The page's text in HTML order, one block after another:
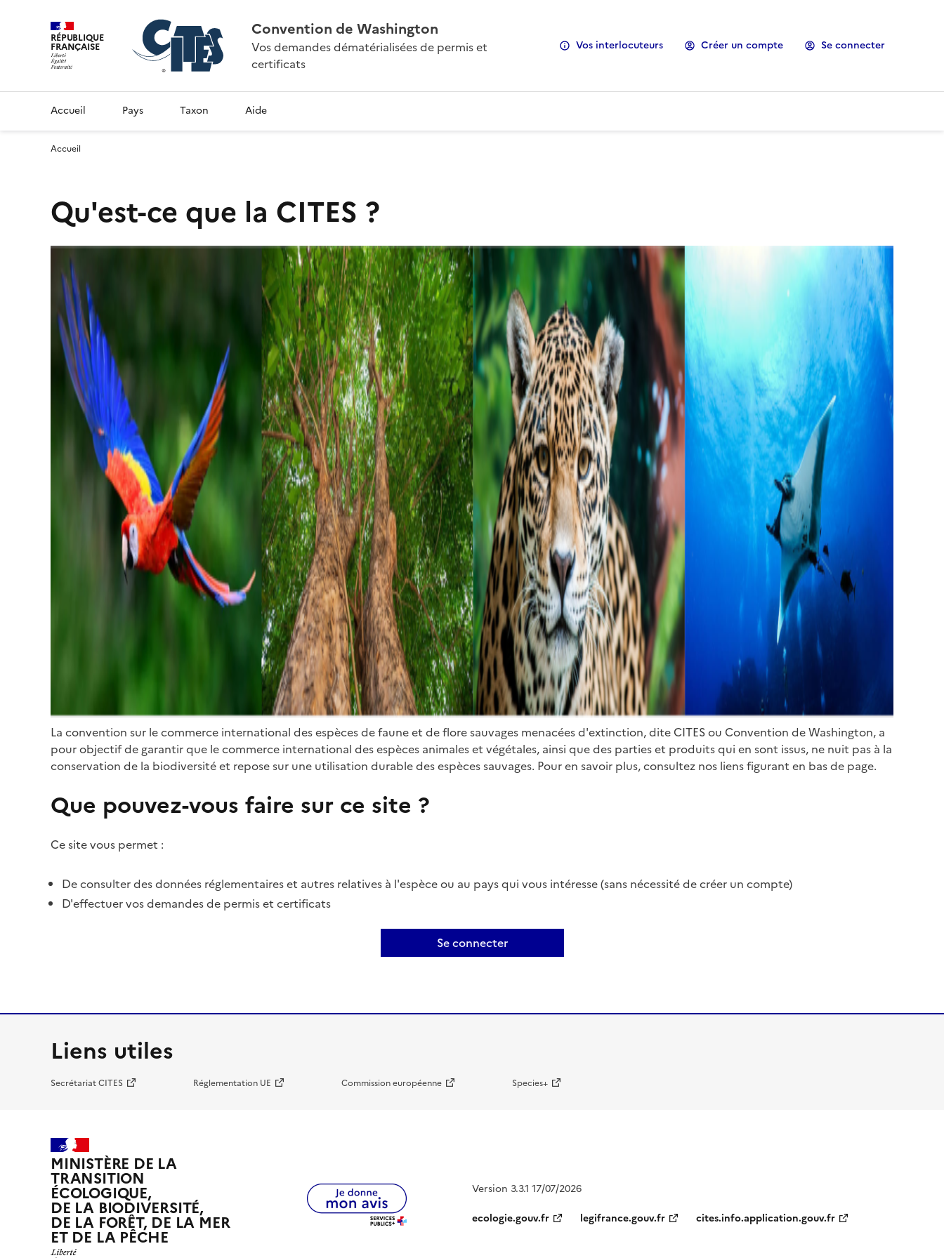
RÉPUBLIQUE
FRANÇAISE
Convention de Washington
Vos demandes dématérialisées de permis et
certificats
Vos interlocuteurs Créer un compte Se connecter
Accueil Pays Taxon Aide
Accueil
Qu'est-ce que la CITES ?
La convention sur le commerce international des espèces de faune et de flore sauvages menacées d'extinction, dite CITES ou Convention de Washington, a
pour objectif de garantir que le commerce international des espèces animales et végétales, ainsi que des parties et produits qui en sont issus, ne nuit pas à la
conservation de la biodiversité et repose sur une utilisation durable des espèces sauvages. Pour en savoir plus, consultez nos liens figurant en bas de page.
Que pouvez-vous faire sur ce site ?
Ce site vous permet :
De consulter des données réglementaires et autres relatives à l'espèce ou au pays qui vous intéresse (sans nécessité de créer un compte)
D'effectuer vos demandes de permis et certificats
Se connecter
Liens utiles
Secrétariat CITES Réglementation UE Commission européenne Species+
MINISTÈRE DE LA
TRANSITION
ÉCOLOGIQUE,
DE LA BIODIVERSITÉ,
DE LA FORÊT, DE LA MER
ET DE LA PÊCHE
Version 3.3.1 17/07/2026
ecologie.gouv.fr
legifrance.gouv.fr cites.info.application.gouv.fr